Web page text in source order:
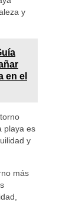
y
en el
playa es
y
más